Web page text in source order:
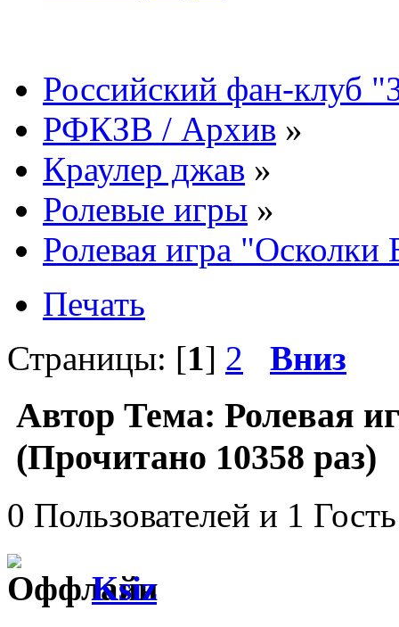
Российский фан-клуб
РФКЗВ / Архив »
Краулер джав »
Ролевые игры »
Ролевая игра "Осколки
Печать
Страницы: [1] 2 Вниз
Автор Тема: Ролевая
(Прочитано 10358 раз)
0 Пользователей и 1
Ksiz